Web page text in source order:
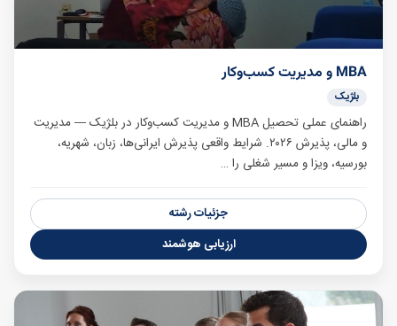
MBA و مدیریت کسب‌وکار
بلژیک
راهنمای عملی تحصیل MBA و مدیریت کسب‌وکار در بلژیک — مدیریت
و مالی، پذیرش ۲۰۲۶. شرایط واقعی پذیرش ایرانی‌ها، زبان، شهریه،
بورسیه، ویزا و مسیر شغلی را …
جزئیات رشته
ارزیابی هوشمند